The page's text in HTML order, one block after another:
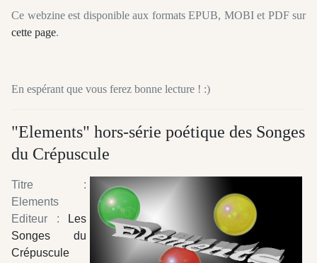
Ce webzine est disponible aux formats EPUB, MOBI et PDF sur
cette page.
En espérant que vous ferez bonne lecture ! :)
"Elements" hors-série poétique des Songes
du Crépuscule
Titre :
Elements
Editeur :
Les
Songes du
Crépuscule